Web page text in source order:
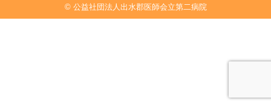
© 公益社団法人出水郡医師会立第二病院